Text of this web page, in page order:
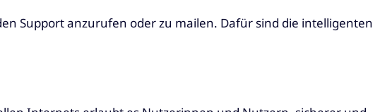
Support anzurufen oder zu mailen. Dafür sind die intelligenten